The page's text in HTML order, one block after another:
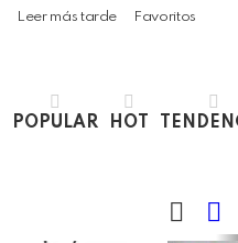
Leer más tarde Favoritos
POPULAR HOT
SKIN